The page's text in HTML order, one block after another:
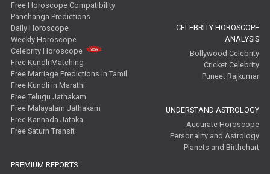
Free Horoscope Compatibility
Panchanga Predictions
Daily Horoscope
Weekly Horoscope
Celebrity Horoscope
Free Kundli Matching
Free Marriage Predictions in Tamil
Free Kundli in Marathi
Free Telugu Jathakam
Free Malayalam Jathakam
Free Kannada Jataka
Free Saturn Transit
PREMIUM REPORTS
CELEBRITY HOROSCOPE
ANALYSIS
Bollywood Celebrity
Cricket Celebrity
Puneet Rajkumar
UNDERSTAND ASTROLOGY
Accurate Horoscope
Personality and Astrology
Planets and Birthchart